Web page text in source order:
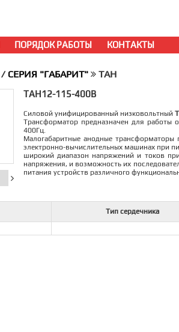
ПОРЯДОК РАБОТЫ КОНТАКТЫ
/ СЕРИЯ "ГАБАРИТ" ТАН
ТАН12-115-400В
Силовой унифицированный низковольтный
Трансформатор предназначен для работы
400Гц.
Малогабаритные aнодные трансформаторы
электронно-вычислительных машинах при
широкий диапазон напряжений и токов
напряжения, и возможность их
питания устройств различного
Тип сердечника